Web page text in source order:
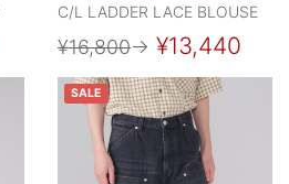
C/L LADDER LACE BLOUSE
¥16,800→ ¥13,440
SALE